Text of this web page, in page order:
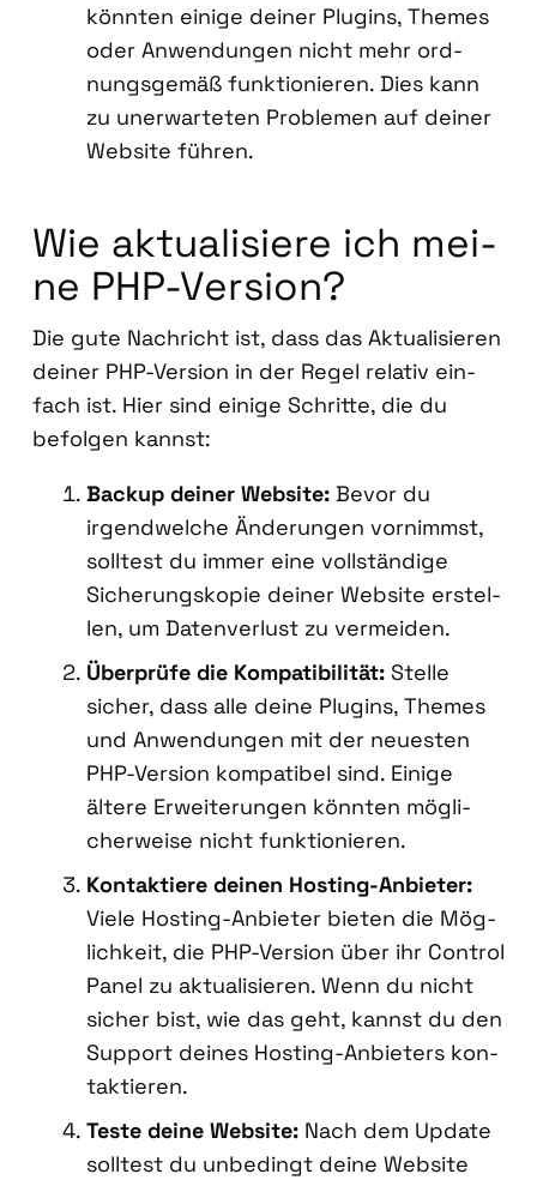
könn­ten eini­ge dei­ner Plug­ins, The­mes
oder Anwen­dun­gen nicht mehr ord­
nungs­ge­mäß funk­tio­nie­ren. Dies kann
zu uner­war­te­ten Pro­ble­men auf dei­ner
Web­site füh­ren.
Wie aktua­li­sie­re ich mei­
ne PHP-Ver­si­on?
Die gute Nach­richt ist, dass das Aktua­li­sie­ren
dei­ner PHP-Ver­si­on in der Regel rela­tiv ein­
fach ist. Hier sind eini­ge Schrit­te, die du
befol­gen kannst:
Back­up dei­ner Web­site: Bevor du
irgend­wel­che Ände­run­gen vor­nimmst,
soll­test du immer eine voll­stän­di­ge
Siche­rungs­ko­pie dei­ner Web­site erstel­
len, um Daten­ver­lust zu ver­mei­den.
Über­prü­fe die Kom­pa­ti­bi­li­tät: Stel­le
sicher, dass alle dei­ne Plug­ins, The­mes
und Anwen­dun­gen mit der neu­es­ten
PHP-Ver­si­on kom­pa­ti­bel sind. Eini­ge
älte­re Erwei­te­run­gen könn­ten mög­li­
cher­wei­se nicht funk­tio­nie­ren.
Kon­tak­tie­re dei­nen Hos­ting-Anbie­ter:
Vie­le Hos­ting-Anbie­ter bie­ten die Mög­
lich­keit, die PHP-Ver­si­on über ihr Con­trol
Panel zu aktua­li­sie­ren. Wenn du nicht
sicher bist, wie das geht, kannst du den
Sup­port dei­nes Hos­ting-Anbie­ters kon­
tak­tie­ren.
Tes­te dei­ne Web­site: Nach dem Update
soll­test du unbe­dingt dei­ne Web­site